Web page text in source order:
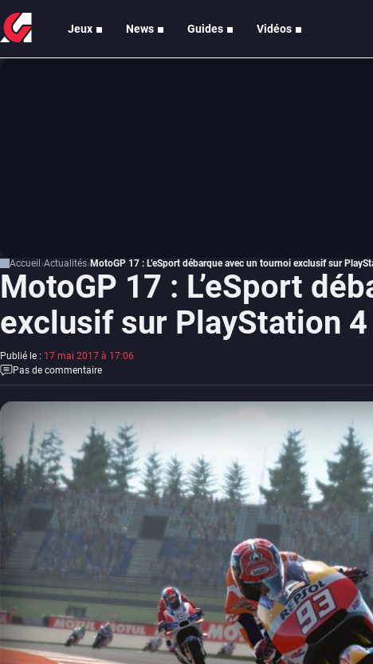
Jeux News Guides Vidéos
Accueil Actualités MotoGP 17 : L’eSport débarque avec un tournoi exclusif sur
MotoGP 17 : L’eSport
exclusif sur PlayStation 4
Publié le : 17 mai 2017 à 17:06
Pas de commentaire